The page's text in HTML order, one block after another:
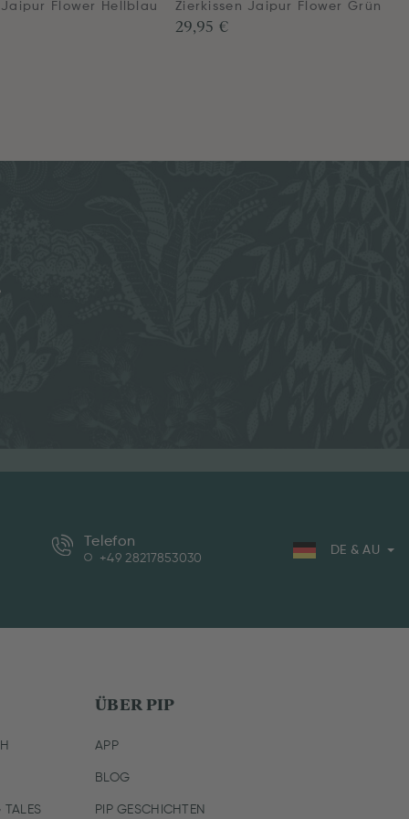
Flower Hellblau Zierkissen Jaipur Flower Grün
29,95 €
Telefon
+49 28217853030
DE & AU
ÜBER PIP
APP
BLOG
PIP GESCHICHTEN